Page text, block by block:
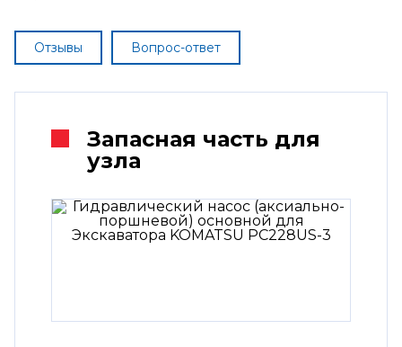
Отзывы Вопрос-ответ
Запасная часть для
узла